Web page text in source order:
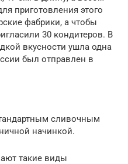
приготовления этого
фабрики, а чтобы
30 кондитеров. В
вкусности ушла одна
был отправлен в
сливочным
начинкой.
такие виды